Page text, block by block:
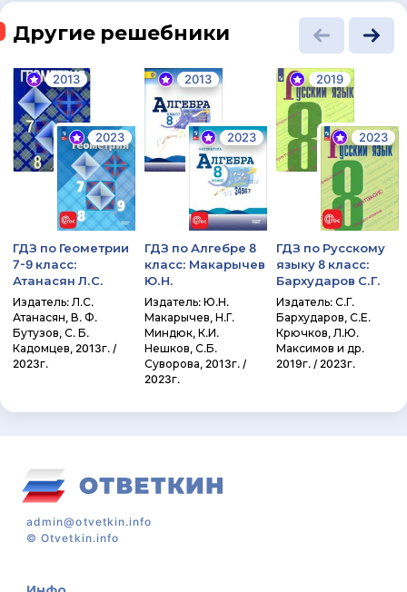
Другие решебники
2013
2023
ГДЗ по Геометрии
7-9 класс:
Атанасян Л.С.
Издатель: Л.С.
Атанасян, В. Ф.
Бутузов, С. Б.
Кадомцев, 2013г. /
2023г.
2013
2023
ГДЗ по Алгебре 8
класс: Макарычев
Ю.Н.
Издатель: Ю.Н.
Макарычев, Н.Г.
Миндюк, К.И.
Нешков, С.Б.
Суворова, 2013г. /
2023г.
2019
2023
ГДЗ по Русскому
языку 8 класс:
Бархударов С.Г.
Издатель: С.Г.
Бархударов, С.Е.
Крючков, Л.Ю.
Максимов и др.
2019г. / 2023г.
admin@otvetkin.info
©Otvetkin.info